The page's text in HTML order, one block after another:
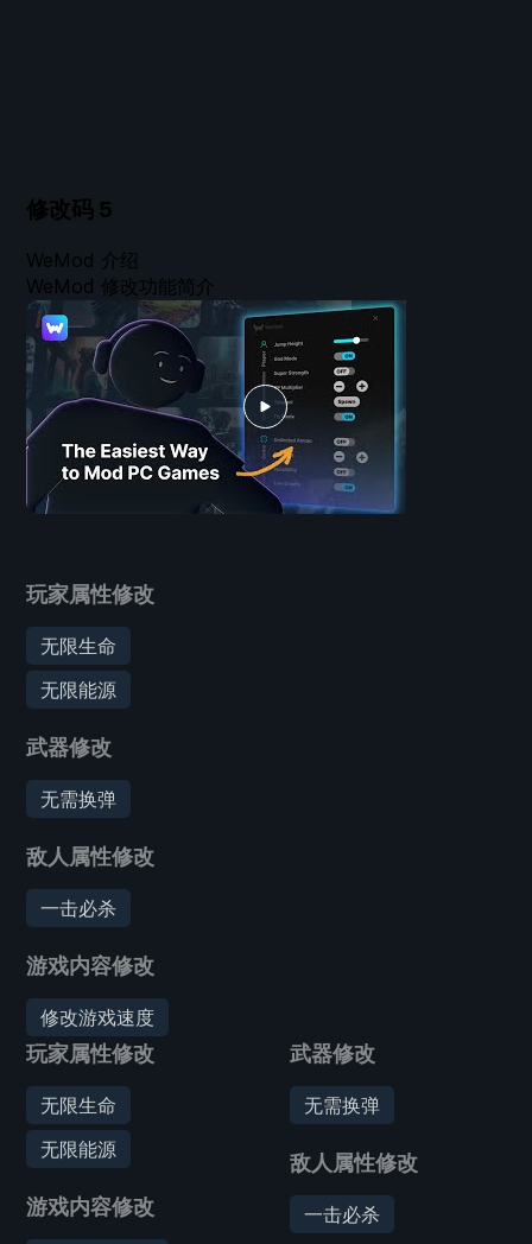
修改码 5
玩家属性修改
无限生命
无限能源
武器修改
无需换弹
敌人属性修改
一击必杀
游戏内容修改
修改游戏速度
玩家属性修改
无限生命
无限能源
游戏内容修改
武器修改
无需换弹
敌人属性修改
一击必杀
WeMod 介绍
WeMod 修改功能简介